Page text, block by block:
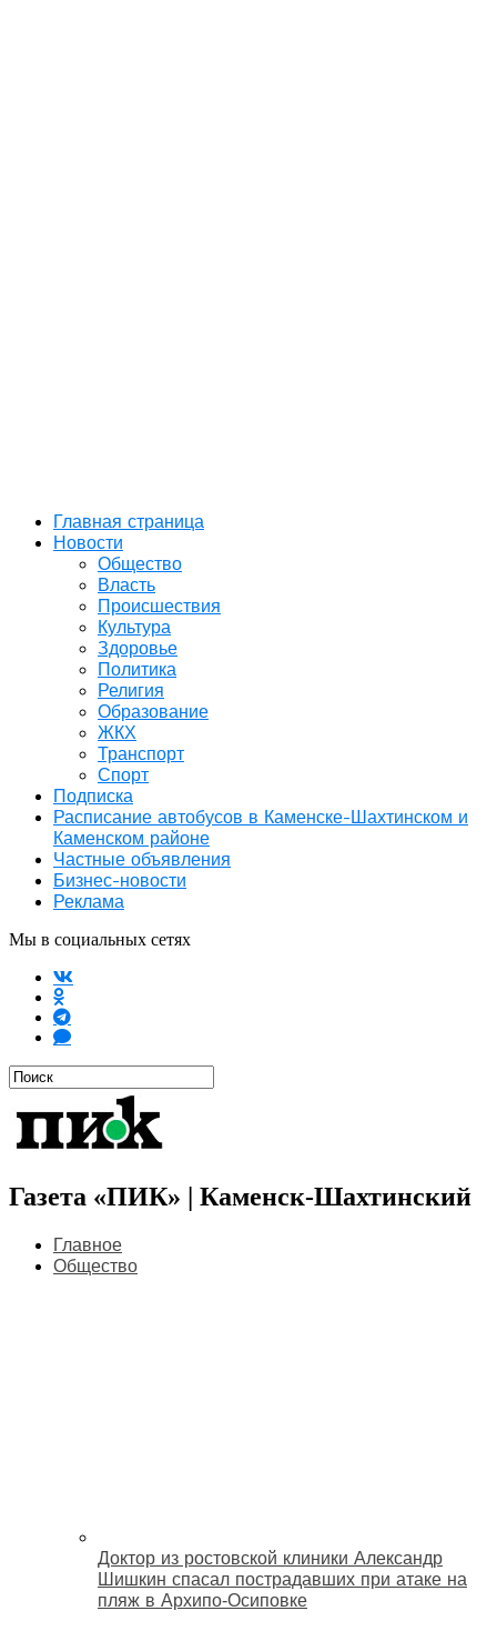
Главная страница
Новости
Общество
Власть
Происшествия
Культура
Здоровье
Политика
Религия
Образование
ЖКХ
Транспорт
Спорт
Подписка
Расписание автобусов в Каменске-Шахтинском и
Каменском районе
Частные объявления
Бизнес-новости
Реклама
Мы в социальных сетях
Газета «ПИК» | Каменск-Шахтинский
Главное
Общество
Доктор из ростовской клиники Александр
Шишкин спасал пострадавших при атаке на
пляж в Архипо‑Осиповке